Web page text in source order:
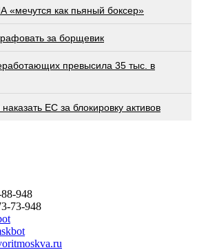
«мечутся как пьяный боксер»
за борщевик
превысила 35 тыс. в
EC за блокировку активов
948
73-948